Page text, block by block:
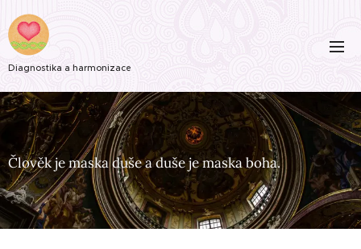
Diagnostika a harmonizace
Člověk je maska duše a duše je maska boha.